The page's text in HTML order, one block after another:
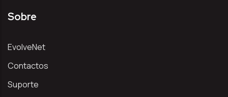
Sobre
EvolveNet
Contactos
Suporte